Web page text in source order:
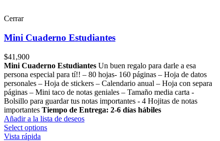
Cerrar
Mini Cuaderno Estudiantes
$41,900
Mini Cuaderno Estudiantes Un buen regalo para darle a esa
persona especial para tí!! – 80 hojas- 160 páginas – Hoja de datos
personales – Hoja de stickers – Calendario anual – Hoja con separa
páginas – Mini taco de notas geniales – Tamaño media carta -
Bolsillo para guardar tus notas importantes - 4 Hojitas de notas
importantes Tiempo de Entrega: 2-6 días hábiles
Añadir a la lista de deseos
Select options
Vista rápida